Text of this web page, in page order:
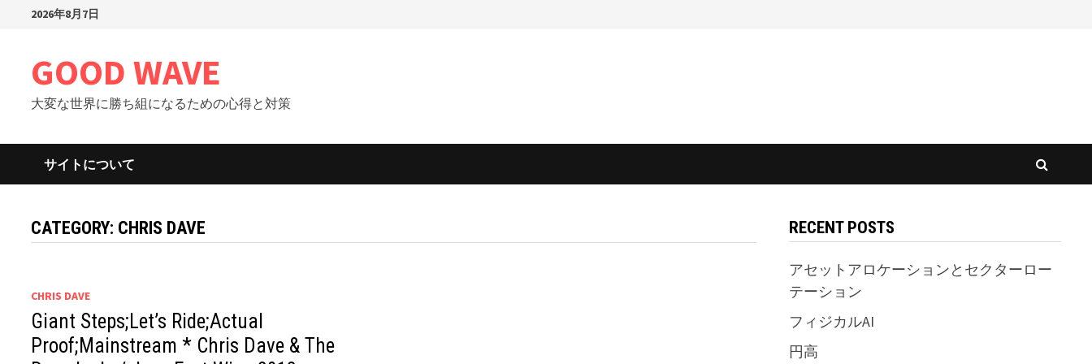
2026年8月7日
GOOD WAVE
大変な世界に勝ち組になるための心得と対策
サイトについて
CATEGORY: CHRIS DAVE
CHRIS DAVE
Giant Steps;Let’s Ride;Actual
Proof;Mainstream * Chris Dave & The
RECENT POSTS
アセットアロケーションとセクターロー
テーション
フィジカルAI
円高